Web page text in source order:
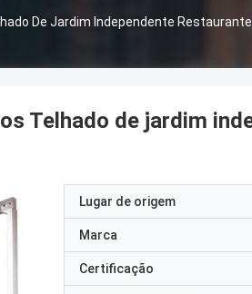
De Jardim Independente
Telhado de jardim
Lugar de origem
Marca
Certificação